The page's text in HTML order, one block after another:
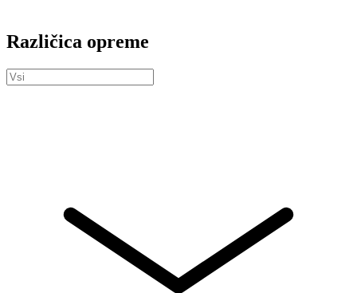
Različica opreme